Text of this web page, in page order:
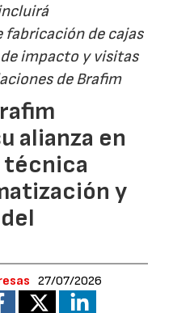
fabricación de cajas
impacto y visitas
de Brafim
alianza en
técnica
y
27/07/2026